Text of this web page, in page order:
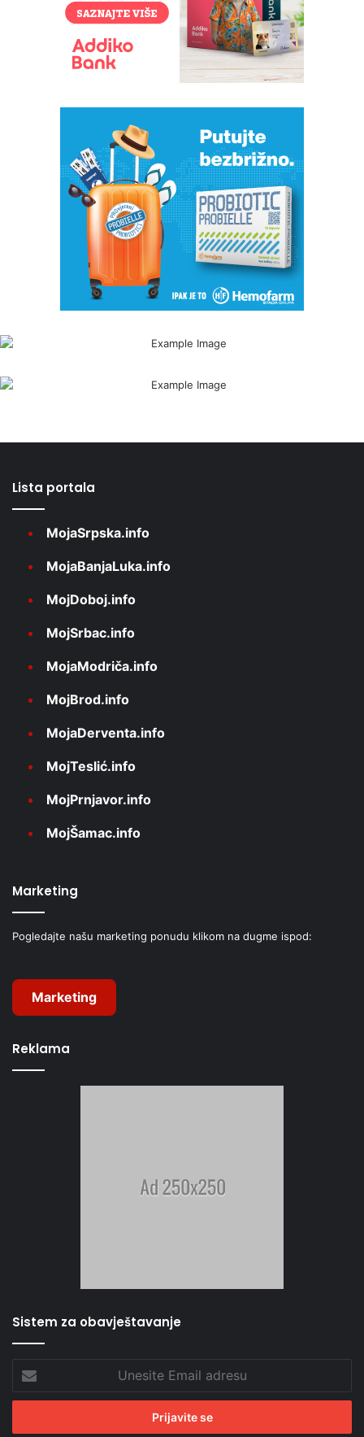
Lista portala
MojaSrpska.info
MojaBanjaLuka.info
MojDoboj.info
MojSrbac.info
MojaModriča.info
MojBrod.info
MojaDerventa.info
MojTeslić.info
MojPrnjavor.info
MojŠamac.info
Marketing
Pogledajte našu marketing ponudu klikom na dugme ispod:
Marketing
Reklama
Sistem za obavještavanje
Email
adresu